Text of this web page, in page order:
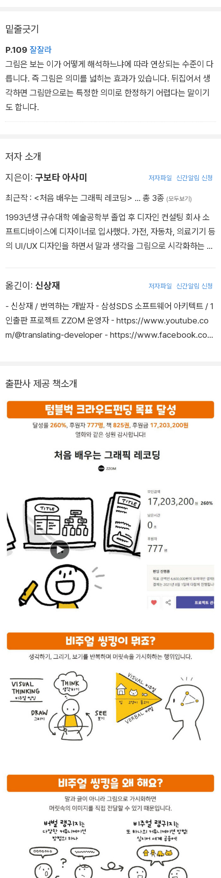
밑줄긋기
P.109 잘잘라
그림은 보는 이가 어떻게 해석하느냐에 따라 연상되는 수준이 다
릅니다. 즉 그림은 의미를 넓히는 효과가 있습니다. 뒤집어서 생
각하면 그림만으로는 특정한 의미로 한정하기 어렵다는 말이기
도 합니다.
저자 소개
지은이: 구보타 아사미 저자파일 신간알림 신청
최근작 : <처음 배우는 그래픽 레코딩> … 총 3종 (모두보기)
1993년생 규슈대학 예술공학부 졸업 후 디자인 컨설팅 회사 소
프트디바이스에 디자이너로 입사했다. 가전, 자동차, 의료기기 등
의 UI/UX 디자인을 하면서 말과 생각을 그림으로 시각화하는 비
하고 있다. 일본의 미디어 플랫폼 note 서비스에 자신의 노하우
를 아낌없이 공유한 끝에 이 책이 나왔다. 공저서로 『애프터 소셜
미디어』가 있다. https://note.com/kuboasa
옮긴이: 신상재 저자파일 신간알림 신청
- 신상재 / 번역하는 개발자 - 삼성SDS 소프트웨어 아키텍트 / 1
인출판 프로젝트 ZZOM 운영자 - https://www.youtube.co
m/@translating-developer - https://www.facebook.co
잉, 번역 노하우를 1인출판 프로젝트 ZZOM을 통해 공개하고 있
다. 역서로 『출근했더니 스크럼 마스터가 된 건에 관하여』, 『처음
배우는 그래픽 레코딩』, 『사고법 도감』, 『딥러닝을 위한 수학』,
『비즈니스 프레임워크 도감』, 『인공지능을 위한 수학』, 『1억배 빠
른 양자 컴퓨터가 온다』, 『스프링 철저 입문』, 『클라우드 인프라
와 API의 구조』, 『TCP/IP 쉽게, 더 쉽게』, 『네트워크 엔지니어의
교과서』, 『XCODE로 배우는 코코아 프로그래밍』, 『OBJECTIV
출판사 제공 책소개